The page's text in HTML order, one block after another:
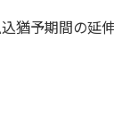
予期間の延